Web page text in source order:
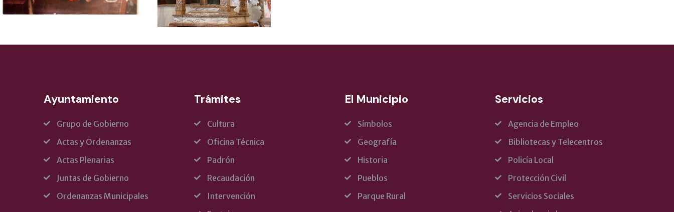
Ayuntamiento
Grupo de Gobierno
Actas y Ordenanzas
Actas Plenarias
Juntas de Gobierno
Ordenanzas Municipales
Trámites
Cultura
Oficina Técnica
Padrón
Recaudación
Intervención
El Municipio
Símbolos
Geografía
Historia
Pueblos
Parque Rural
Servicios
Agencia de Empleo
Bibliotecas y Telecentros
Policía Local
Protección Civil
Servicios Sociales